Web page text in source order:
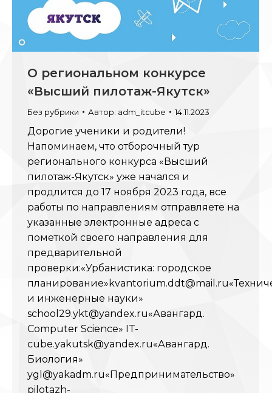
О региональном конкурсе
«Высший пилотаж-Якутск»
Без рубрики Автор: adm_itcube 14.11.2023
Дорогие ученики и родители!
Напоминаем, что отборочный тур
регионального конкурса «Высший
пилотаж-Якутск» уже начался и
продлится до 17 ноября 2023 года, все
работы по направлениям отправляете на
указанные электронные адреса с
пометкой своего направления для
предварительной
проверки:«Урбанистика: городское
и инженерные науки»
school29.ykt@yandex.ru«Авангард.
Computer Science» IT-
cube.yakutsk@yandex.ru«Авангард.
Биология»
ygl@yakadm.ru«Предпринимательство»
pilotazh-